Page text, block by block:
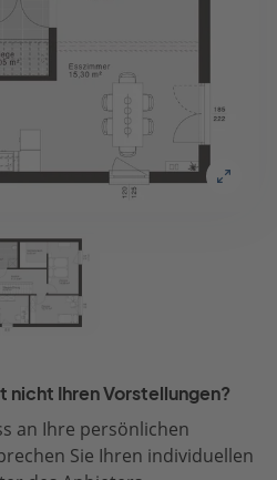
nicht Ihren Vorstellungen?
an Ihre persönlichen
Sie Ihren individuellen